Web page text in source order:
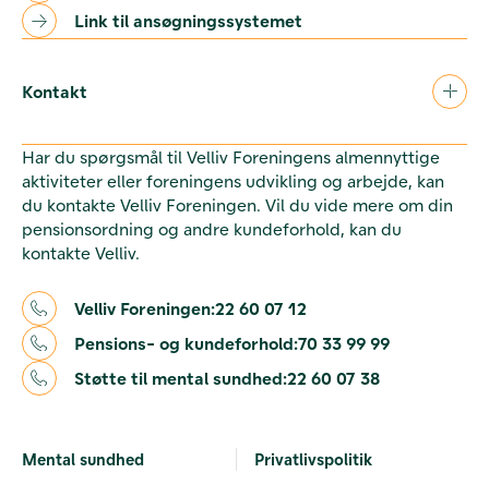
Link til ansøgningssystemet
Kontakt
Har du spørgsmål til Velliv Foreningens almennyttige
aktiviteter eller foreningens udvikling og arbejde, kan
du kontakte Velliv Foreningen. Vil du vide mere om din
pensionsordning og andre kundeforhold, kan du
kontakte Velliv.
Velliv Foreningen:22 60 07 12
Pensions- og kundeforhold:70 33 99 99
Støtte til mental sundhed:22 60 07 38
Mental sundhed Privatlivspolitik